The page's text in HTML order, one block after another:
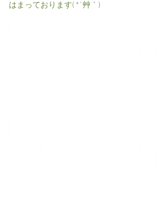
はまっております( *´艸｀)